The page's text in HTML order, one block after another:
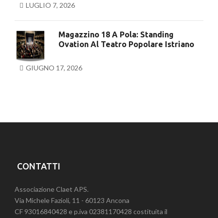
LUGLIO 7, 2026
Magazzino 18 A Pola: Standing
Ovation Al Teatro Popolare Istriano
GIUGNO 17, 2026
CONTATTI
Associazione Claet APS.
Via Michele Fazioli, 11 - 60123 Ancona
CF 93016840428 e p.iva 02381170428 costituita il